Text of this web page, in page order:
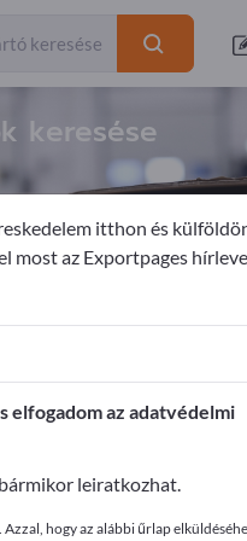
keresése
itthon és
most az Exportpages
elfogadom az adatvédelmi
leiratkozhat.
hogy az alábbi űrlap